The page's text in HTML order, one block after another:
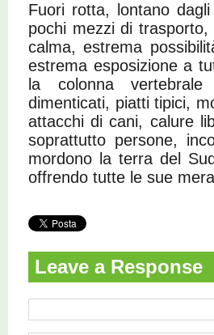
Fuori rotta, lontano
pochi mezzi di trasporto,
calma, estrema
estrema esposizione a
la colonna
dimenticati, piatti tipici,
attacchi di cani, calure
soprattutto persone,
mordono la terra del
offrendo tutte le sue
Leave a Response